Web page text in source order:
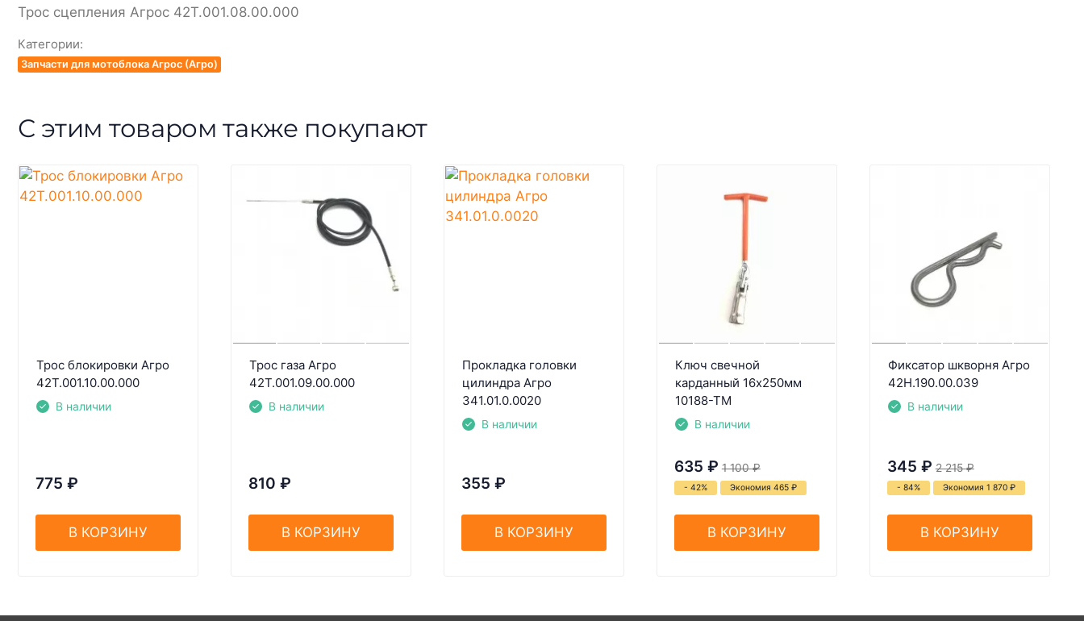
Трос сцепления Агрос 42Т.001.08.00.000
Категории:
Запчасти для мотоблока Агрос (Агро)
С этим товаром также покупают
Трос блокировки Агро
42Т.001.10.00.000
В наличии
775 ₽
В КОРЗИНУ
Трос газа Агро
42Т.001.09.00.000
В наличии
810 ₽
В КОРЗИНУ
Прокладка головки
цилиндра Агро
341.01.0.0020
В наличии
355 ₽
В КОРЗИНУ
Ключ свечной
карданный 16х250мм
10188-ТМ
В наличии
635 ₽ 1 100 ₽
- 42% Экономия 465 ₽
В КОРЗИНУ
Фиксатор шкворня Агро
42Н.190.00.039
В наличии
345 ₽ 2 215 ₽
- 84% Экономия 1 870 ₽
В КОРЗИНУ